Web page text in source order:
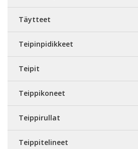
Täytteet
Teipinpidikkeet
Teipit
Teippikoneet
Teippirullat
Teippitelineet